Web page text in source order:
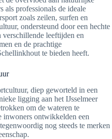
als professionals de ideale
zoals zeilen, surfen en
ondersteund door een hechte
verschillende leeftijden en
en de prachtige
te bieden heeft.
diep geworteld in een
ligging aan het IJsselmeer
om de wateren te
inwoners ontwikkelden een
nog steeds te merken